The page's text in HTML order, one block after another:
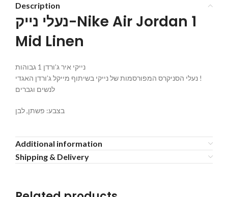
Description
נעלי נייק-Nike Air Jordan 1
Mid Linen
נייקי איר ג’ורדן 1 גבוהות
נעלי הסניקרס המפורסמות של נייקי בשיתוף מייקל ג’ורדן האגדי !
לנשים וגברים
בצבע: פשתן, לבן
Additional information
Shipping & Delivery